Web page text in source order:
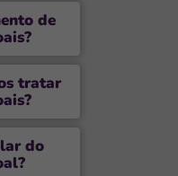
de
tratar
do